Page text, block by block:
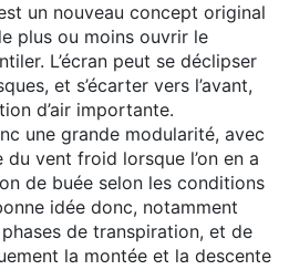
un nouveau concept original
plus ou moins ouvrir le
L’écran peut se déclipser
et s’écarter vers l’avant,
d’air importante.
une grande modularité, avec
vent froid lorsque l’on en a
de buée selon les conditions
idée donc, notamment
de transpiration, et de
la montée et la descente